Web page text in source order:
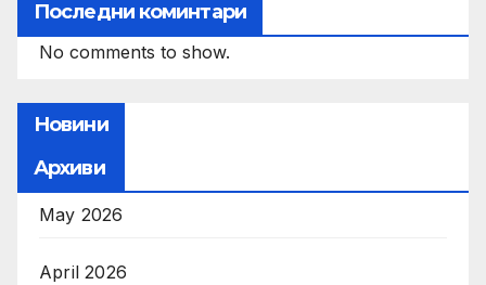
Последни коминтари
No comments to show.
Новини
Архиви
May 2026
April 2026